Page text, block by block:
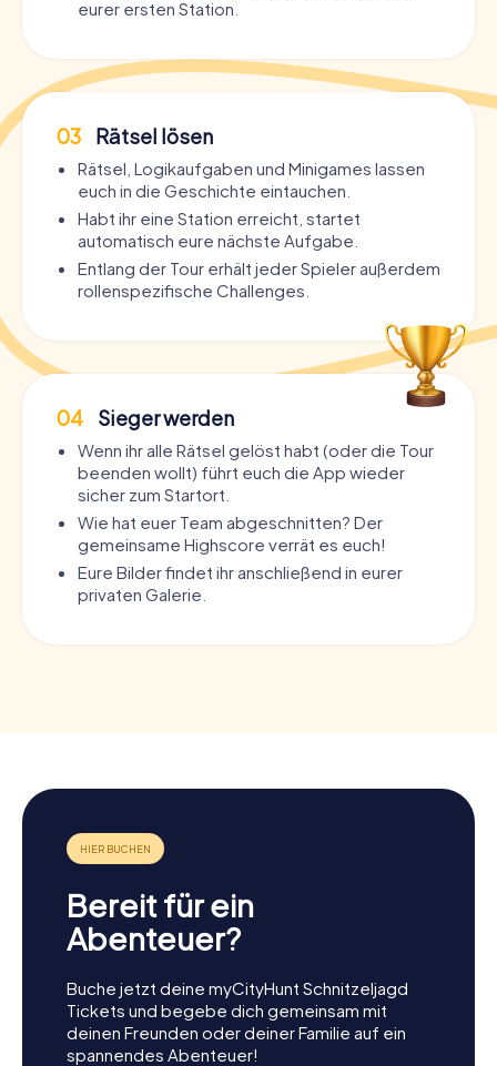
eurer ersten Station.
03 Rätsel lösen
Rätsel, Logikaufgaben und Minigames lassen
euch in die Geschichte eintauchen.
Habt ihr eine Station erreicht, startet
automatisch eure nächste Aufgabe.
Entlang der Tour erhält jeder Spieler außerdem
rollenspezifische Challenges.
04 Sieger werden
Wenn ihr alle Rätsel gelöst habt (oder die Tour
beenden wollt) führt euch die App wieder
sicher zum Startort.
Wie hat euer Team abgeschnitten? Der
gemeinsame Highscore verrät es euch!
Eure Bilder findet ihr anschließend in eurer
privaten Galerie.
Bereit für ein
Abenteuer?
Buche jetzt deine myCityHunt Schnitzeljagd
Tickets und begebe dich gemeinsam mit
deinen Freunden oder deiner Familie auf ein
spannendes Abenteuer!